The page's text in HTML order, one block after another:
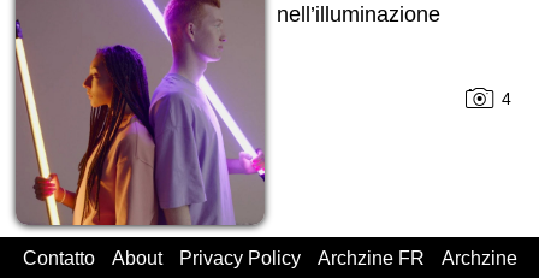
nell’illuminazione
4
Contatto About Privacy Policy Archzine FR Archzine